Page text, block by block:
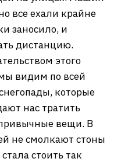
все ехали крайне
заносило, и
дистанцию.
этого
видим по всей
которые
нас тратить
вещи. В
не смолкают стоны
стоить так